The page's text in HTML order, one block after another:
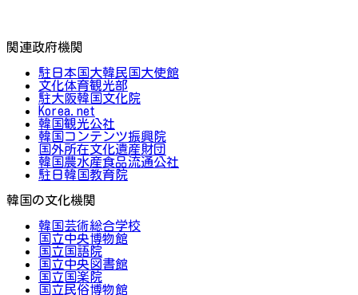
関連政府機関
駐日本国大韓民国大使館
文化体育観光部
駐大阪韓国文化院
Korea.net
韓国観光公社
韓国コンテンツ振興院
国外所在文化遺産財団
韓国農水産食品流通公社
駐日韓国教育院
韓国の文化機関
韓国芸術総合学校
国立中央博物館
国立国語院
国立中央図書館
国立国楽院
国立民俗博物館